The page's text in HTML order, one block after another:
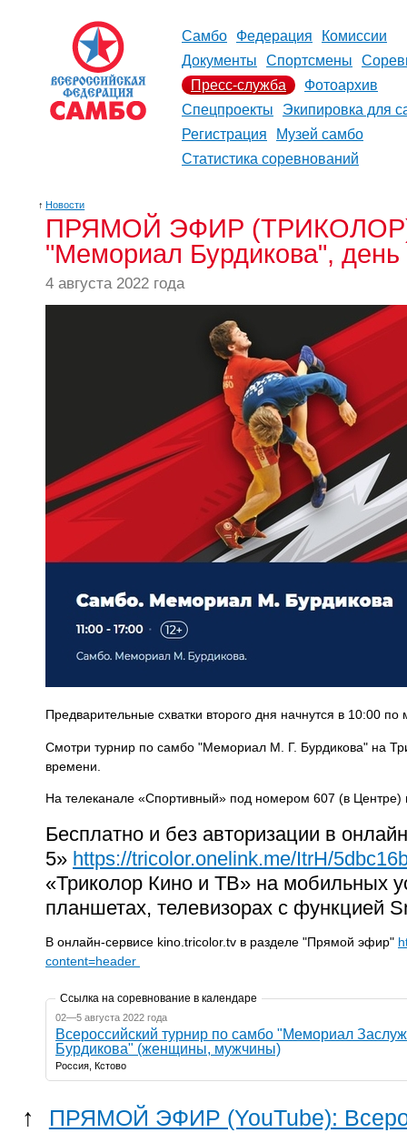
Самбо Федерация
Комиссии
Документы
Спортсмены
Пресс-служба
Фотоархив
Спецпроекты
Экипировка для
Регистрация
Музей самбо
Статистика соревнований
↑ Новости
ПРЯМОЙ ЭФИР (ТРИКОЛОР):
"Мемориал Бурдикова", день
4 августа 2022 года
Предварительные схватки второго дня начнутся в 10:00
Смотри турнир по самбо "Мемориал М. Г. Бурдикова" на
времени.
На телеканале «Спортивный» под номером 607 (в
Бесплатно и без авторизации в
5» https://tricolor.onelink.me/ItrH/
«Триколор Кино и ТВ» на мобильных
планшетах, телевизорах с функцией
В онлайн-сервисе kino.tricolor.tv в разделе "Прямой эфир"
content=header
Ссылка на соревнование в календаре
02—5 августа 2022 года
Всероссийский турнир по самбо "Мемориал
Бурдикова" (женщины, мужчины)
Россия, Кстово
↑ ПРЯМОЙ ЭФИР (YouTube):